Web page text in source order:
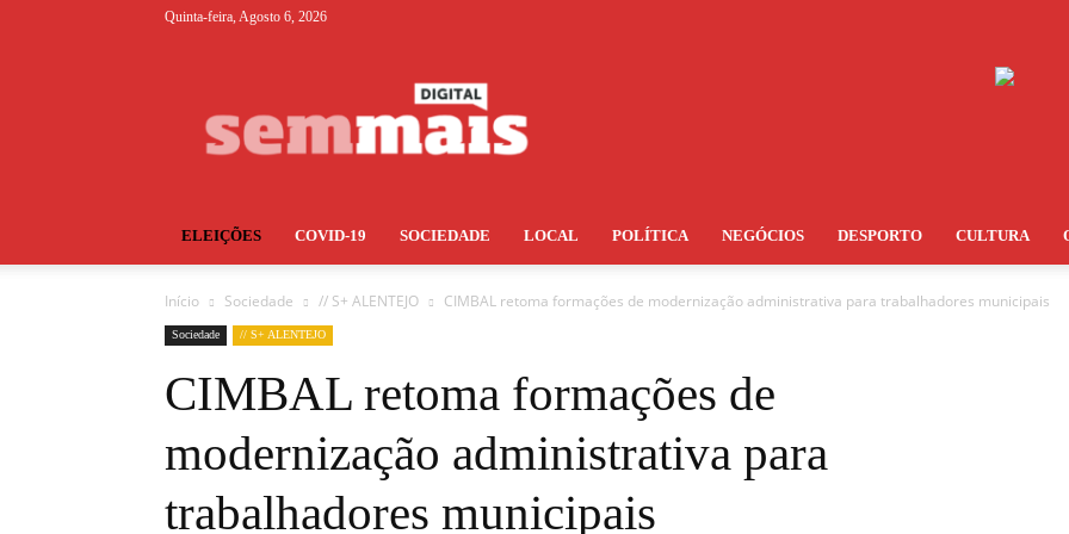
Quinta-feira, Agosto 6, 2026
ELEIÇÕES COVID-19 SOCIEDADE LOCAL POLÍTICA NEGÓCIOS DESPORTO CULTURA
Início Sociedade // S+ ALENTEJO CIMBAL retoma formações de modernização administrativa para trabalhadores municipais
Sociedade // S+ ALENTEJO
CIMBAL retoma formações de
modernização administrativa para
trabalhadores municipais